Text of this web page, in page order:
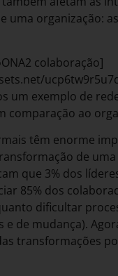
uma organização:
colaboração]
um exemplo de
comparação ao
têm enorme
de
que 3% dos
85% dos
dificultar
e de mudança).
transformações